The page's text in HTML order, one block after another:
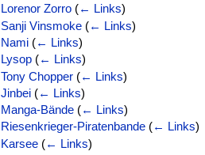
Lorenor Zorro (← Links)
Sanji Vinsmoke (← Links)
Nami (← Links)
Lysop (← Links)
Tony Chopper (← Links)
Jinbei (← Links)
Manga-Bände (← Links)
Riesenkrieger-Piratenbande (← Links)
Karsee (← Links)